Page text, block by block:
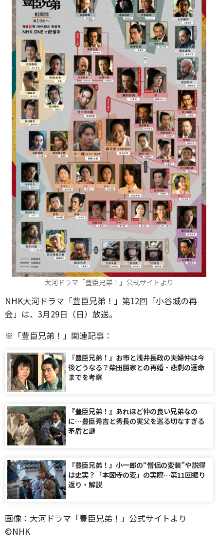
大河ドラマ「豊臣兄弟！」公式サイトより
NHK大河ドラマ「豊臣兄弟！」第12回「小谷城の再
会」は、3月29日（日）放送。
※「豊臣兄弟！」関連記事：
『豊臣兄弟！』お市と浅井長政の夫婦仲は今
後どうなる？柴田勝家との再婚・悲劇の運命
までを考察
『豊臣兄弟！』あれほど仲の良い兄弟なの
に…豊臣秀吉と秀長の実父を巡る切なすぎる
矛盾と謎
『豊臣兄弟！』小一郎の“僧侶の変装”や説得
は史実？「本圀寺の変」の実際…第11回振り
返り・解説
画像：大河ドラマ「豊臣兄弟！」公式サイトより
©️NHK